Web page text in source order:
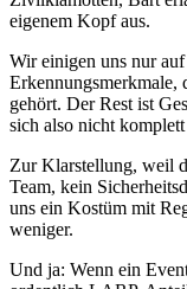
eigenem Kopf aus.
Wir einigen uns nur
gehört. Der Rest ist
sich also nicht
Zur Klarstellung, weil
Team, kein
uns ein Kostüm mit
weniger.
Und ja: Wenn ein